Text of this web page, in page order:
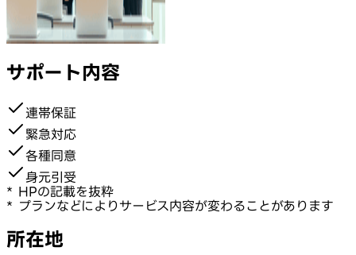
サポート内容
連帯保証
緊急対応
各種同意
身元引受
* HPの記載を抜粋
* プランなどによりサービス内容が変わることがあります
所在地